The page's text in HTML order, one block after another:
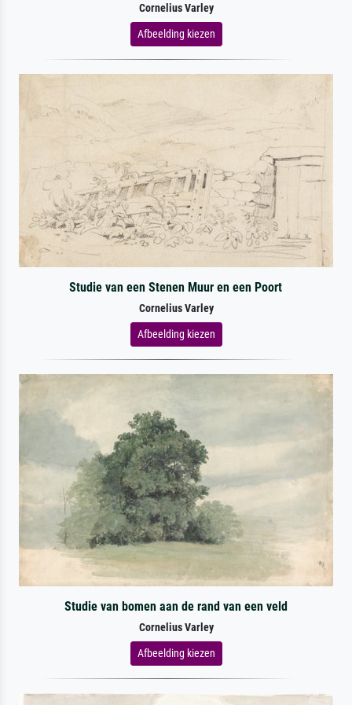
Cornelius Varley
Afbeelding kiezen
Studie van een Stenen Muur en een Poort
Cornelius Varley
Afbeelding kiezen
Studie van bomen aan de rand van een veld
Cornelius Varley
Afbeelding kiezen